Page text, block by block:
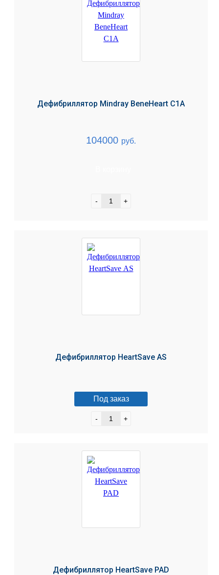
Дефибриллятор Mindray BeneHeart C1A
104000 руб.
- +
Дефибриллятор HeartSave AS
Под заказ
- +
Дефибриллятор HeartSave PAD